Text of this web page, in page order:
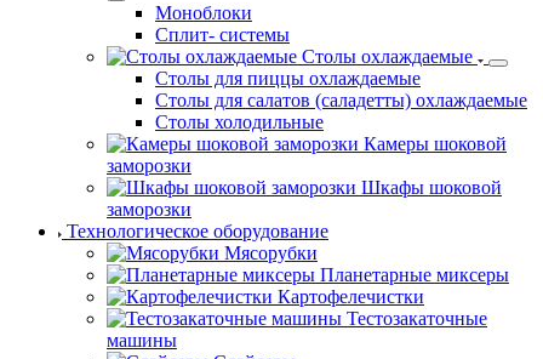
Моноблоки
Сплит- системы
Столы охлаждаемые
Столы для пиццы охлаждаемые
Столы для салатов (саладетты) охлаждаемые
Столы холодильные
Камеры шоковой
заморозки
Шкафы шоковой
заморозки
Технологическое оборудование
Мясорубки
Планетарные миксеры
Картофелечистки
Тестозакаточные
машины